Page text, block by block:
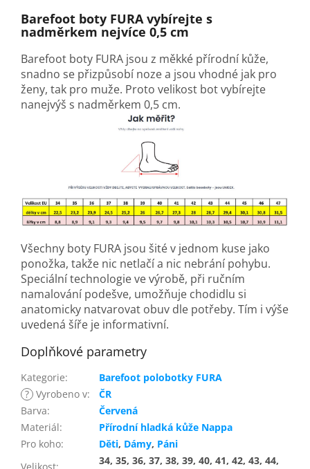
Barefoot boty FURA vybírejte s
nadměrkem nejvíce 0,5 cm
Barefoot boty FURA jsou z měkké přírodní kůže,
snadno se přizpůsobí noze a jsou vhodné jak pro
ženy, tak pro muže. Proto velikost bot vybírejte
nanejvýš s nadměrkem 0,5 cm.
Všechny boty FURA jsou šité v jednom kuse jako
ponožka, takže nic netlačí a nic nebrání pohybu.
Speciální technologie ve výrobě, při ručním
namalování podešve, umožňuje chodidlu si
anatomicky natvarovat obuv dle potřeby. Tím i výše
uvedená šíře je informativní.
Doplňkové parametry
Kategorie:
Barefoot polobotky FURA
? Vyrobeno v:
ČR
Barva:
Červená
Materiál:
Přírodní hladká kůže Nappa
Pro koho: Děti, Dámy, Páni
34, 35, 36, 37, 38, 39, 40, 41, 42, 43, 44,